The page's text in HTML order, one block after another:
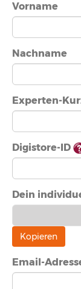
Vorname
Nachname
Experten-
Digistore-ID
Dein
Kopieren
Email-